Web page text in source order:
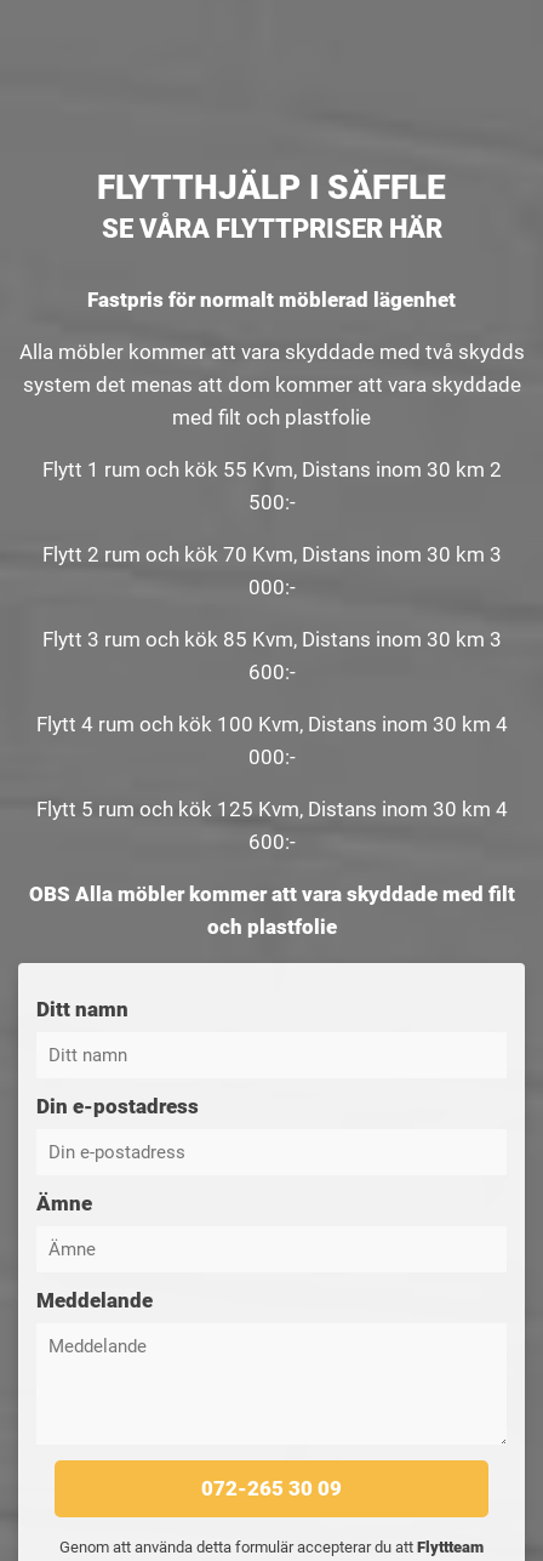
FLYTTHJÄLP I SÄFFLE
SE VÅRA FLYTTPRISER HÄR
Fastpris för normalt möblerad lägenhet
Alla möbler kommer att vara skyddade med två skydds
system det menas att dom kommer att vara skyddade
med filt och plastfolie
Flytt 1 rum och kök 55 Kvm, Distans inom 30 km 2
500:-
Flytt 2 rum och kök 70 Kvm, Distans inom 30 km 3
000:-
Flytt 3 rum och kök 85 Kvm, Distans inom 30 km 3
600:-
Flytt 4 rum och kök 100 Kvm, Distans inom 30 km 4
000:-
Flytt 5 rum och kök 125 Kvm, Distans inom 30 km 4
600:-
OBS Alla möbler kommer att vara skyddade med filt
och plastfolie
Ditt namn
Din e-postadress
Ämne
Meddelande
072-265 30 09
Genom att använda detta formulär accepterar du att Flyttteam